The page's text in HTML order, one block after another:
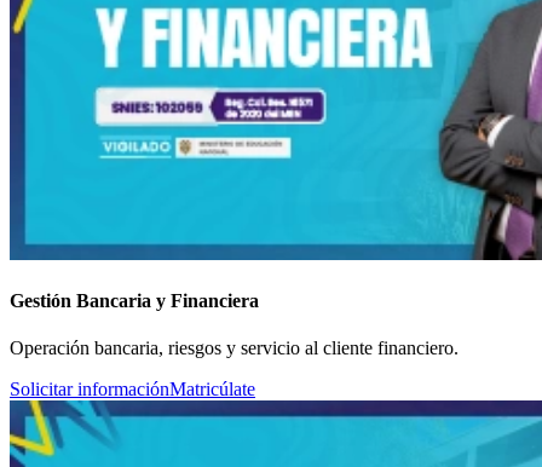
Gestión Bancaria y Financiera
Operación bancaria, riesgos y servicio al cliente financiero.
Solicitar informaciónMatricúlate